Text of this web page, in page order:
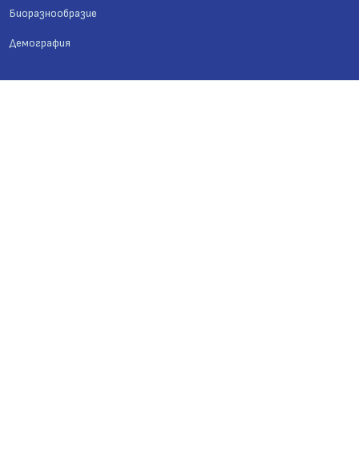
Биоразнообразие
Демография